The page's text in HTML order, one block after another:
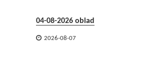
04-08-2026 obiad
 2026-08-07